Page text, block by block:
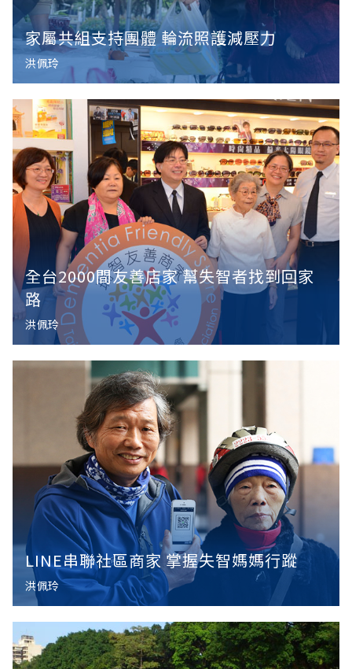
家屬共組支持團體 輪流照護減壓力
洪佩玲
全台2000間友善店家 幫失智者找到回家
路
洪佩玲
LINE串聯社區商家 掌握失智媽媽行蹤
洪佩玲